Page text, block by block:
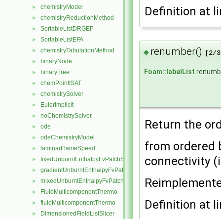
► chemistryModel
► chemistryReductionMethod
► SortableListDRGEP
► SortableListEFA
► chemistryTabulationMethod
► binaryNode
► binaryTree
► chemPointISAT
► chemistrySolver
► EulerImplicit
► noChemistrySolver
► ode
► odeChemistryModel
► laminarFlameSpeed
► fixedUnburntEnthalpyFvPatchScalarField
► gradientUnburntEnthalpyFvPatchScalarField
► mixedUnburntEnthalpyFvPatchScalarField
► FluidMulticomponentThermo
► fluidMulticomponentThermo
► DimensionedFieldListSlicer
Definition at
◆ renumber() [2/
Foam::labelList
Return the
from ordered
connectivity
Definition at